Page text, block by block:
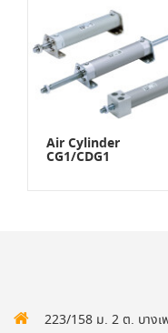
Air Cylinder
CG1/CDG1
223/158 ม. 2 ต. บางเ